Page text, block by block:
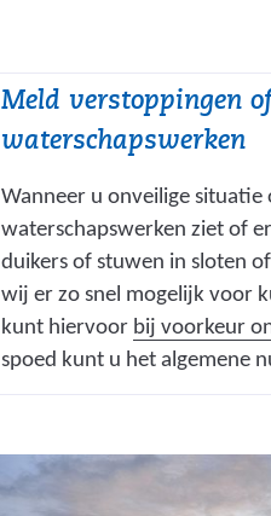
Meld verstoppingen
waterschapswerken
Wanneer u onveilige situatie
waterschapswerken ziet of
duikers of stuwen in sloten
wij er zo snel mogelijk voor
kunt hiervoor bij voorkeur
spoed kunt u het algemene